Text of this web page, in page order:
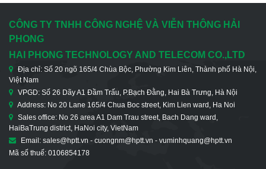
CÔNG TY TNHH CÔNG NGHỆ VÀ VIỄN THÔNG HẢI
PHONG
HAI PHONG TECHNOLOGY AND TELECOM CO.,LTD
Địa chỉ: Số 20 ngõ 165/4 Chùa Bộc, Phường Kim Liên, Thành phố Hà Nội,
Việt Nam
VPGD: Số 26 Dãy A1 Đầm Trấu, P.Bạch Đằng, Hai Bà Trưng, Hà Nội
Address: No 20 Lane 165/4 Chua Boc street, Kim Lien ward, Ha Noi
Sales office: No 26 area A1 Dam Trau street, Bach Dang ward,
HaiBaTrung district, HaNoi city, VietNam
Email: sales@hptt.vn - cuongnm@hptt.vn - vuminhquang@hptt.vn
Mã số thuế: 0106854178